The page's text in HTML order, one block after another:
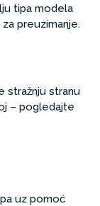
tipa modela
preuzimanje.
stražnju stranu
– pogledajte
uz pomoć